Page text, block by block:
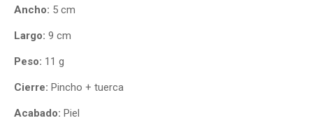
Ancho: 5 cm
Largo: 9 cm
Peso: 11 g
Cierre: Pincho + tuerca
Acabado: Piel